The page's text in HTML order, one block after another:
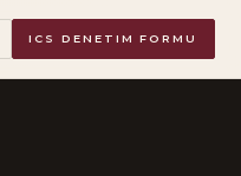
ICS DENETIM FORMU